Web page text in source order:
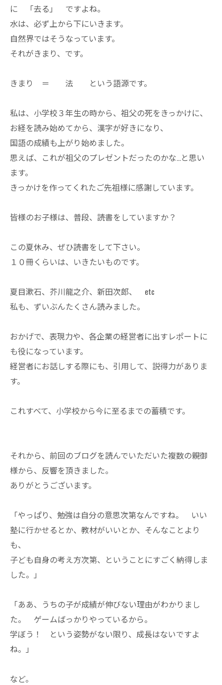
に 「去る」 ですよね。
水は、必ず上から下にいきます。
自然界ではそうなっています。
それがきまり、です。
きまり ＝ 法 という語源です。
私は、小学校３年生の時から、祖父の死をきっかけに、
お経を読み始めてから、漢字が好きになり、
国語の成績も上がり始めました。
思えば、これが祖父のプレゼントだったのかな…と思い
ます。
きっかけを作ってくれたご先祖様に感謝しています。
皆様のお子様は、普段、読書をしていますか？
この夏休み、ぜひ読書をして下さい。
１０冊くらいは、いきたいものです。
夏目漱石、芥川龍之介、新田次郎、 etc
私も、ずいぶんたくさん読みました。
おかげで、表現力や、各企業の経営者に出すレポートに
も役になっています。
経営者にお話しする際にも、引用して、説得力がありま
す。
これすべて、小学校から今に至るまでの蓄積です。
それから、前回のブログを読んでいただいた複数の親御
様から、反響を頂きました。
ありがとうございます。
「やっぱり、勉強は自分の意思次第なんですね。 いい
塾に行かせるとか、教材がいいとか、そんなことより
も、
子ども自身の考え方次第、ということにすごく納得しま
した。」
「ああ、うちの子が成績が伸びない理由がわかりまし
た。 ゲームばっかりやっているから。
学ぼう！ という姿勢がない限り、成長はないですよ
ね。」
など。